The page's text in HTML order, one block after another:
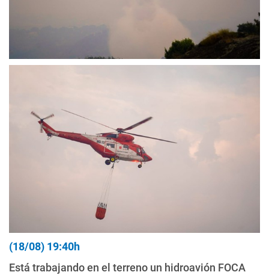
(18/08) 19:40h
Está trabajando en el terreno un hidroavión FOCA